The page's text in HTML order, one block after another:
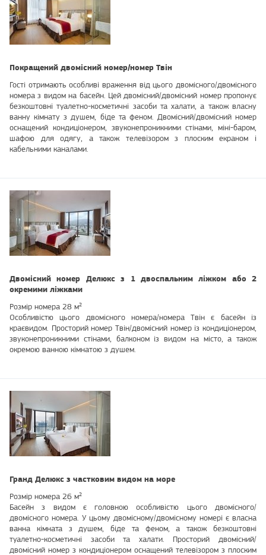
Покращений двомісний номер/номер Твін
Гості отримають особливі враження від цього двомісного/двомісного
номера з видом на басейн. Цей двомісний/двомісний номер пропонує
безкоштовні туалетно-косметичні засоби та халати, а також власну
ванну кімнату з душем, біде та феном. Двомісний/двомісний номер
оснащений кондиціонером, звуконепроникними стінами, міні-баром,
шафою для одягу, а також телевізором з плоским екраном і
кабельними каналами.
Двомісний номер Делюкс з 1 двоспальним ліжком або 2
окремими ліжками
Розмір номера 28 м²
Особливістю цього двомісного номера/номера Твін є басейн із
краєвидом. Просторий номер Твін/двомісний номер із кондиціонером,
звуконепроникними стінами, балконом із видом на місто, а також
окремою ванною кімнатою з душем.
Гранд Делюкс з частковим видом на море
Розмір номера 26 м²
Басейн з видом є головною особливістю цього двомісного/
двомісного номера. У цьому двомісному/двомісному номері є власна
ванна кімната з душем, біде та феном, а також безкоштовні
туалетно-косметичні засоби та халати. Просторий двомісний/
двомісний номер з кондиціонером оснащений телевізором з плоским